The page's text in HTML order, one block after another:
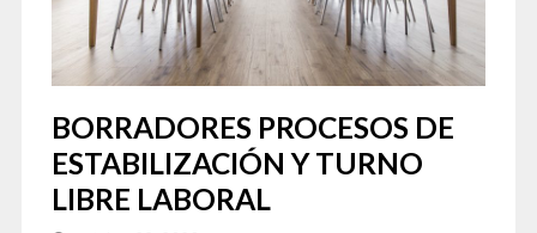
BORRADORES PROCESOS DE
ESTABILIZACIÓN Y TURNO
LIBRE LABORAL